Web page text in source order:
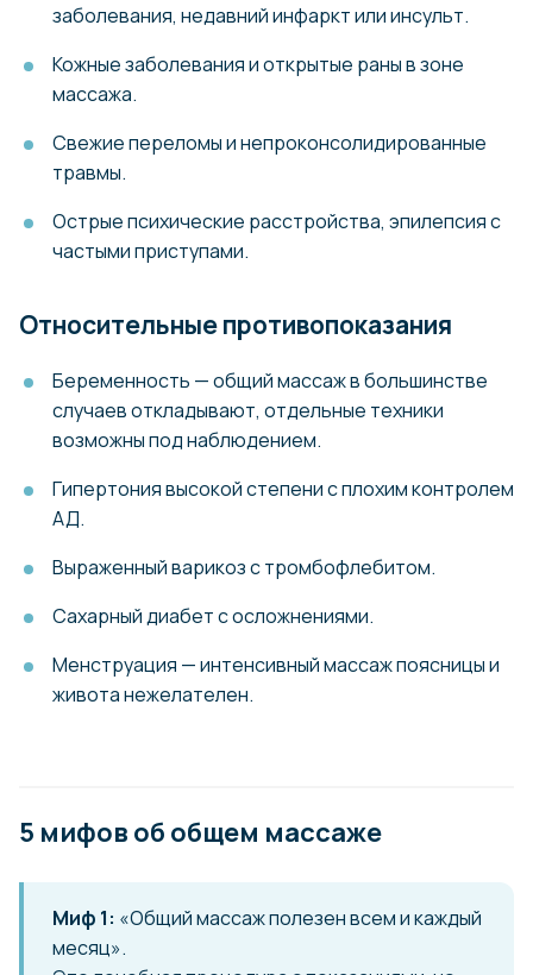
заболевания, недавний инфаркт или инсульт.
Кожные заболевания и открытые раны в зоне
массажа.
Свежие переломы и непроконсолидированные
травмы.
Острые психические расстройства, эпилепсия с
частыми приступами.
Относительные противопоказания
Беременность — общий массаж в большинстве
случаев откладывают, отдельные техники
возможны под наблюдением.
Гипертония высокой степени с плохим контролем
АД.
Выраженный варикоз с тромбофлебитом.
Сахарный диабет с осложнениями.
Менструация — интенсивный массаж поясницы и
живота нежелателен.
5 мифов об общем массаже
Миф 1: «Общий массаж полезен всем и каждый
месяц».